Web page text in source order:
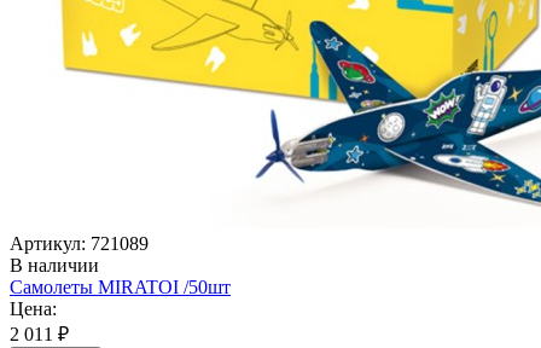
Артикул: 721089
В наличии
Самолеты MIRATOI /50шт
Цена:
2 011 ₽